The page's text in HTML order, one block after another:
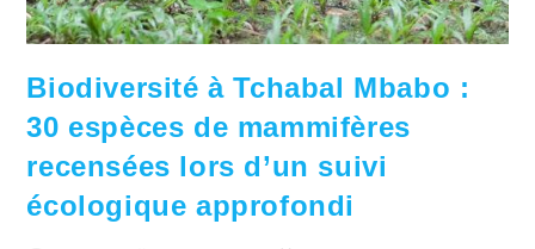
Biodiversité à Tchabal Mbabo :
30 espèces de mammifères
recensées lors d’un suivi
écologique approfondi